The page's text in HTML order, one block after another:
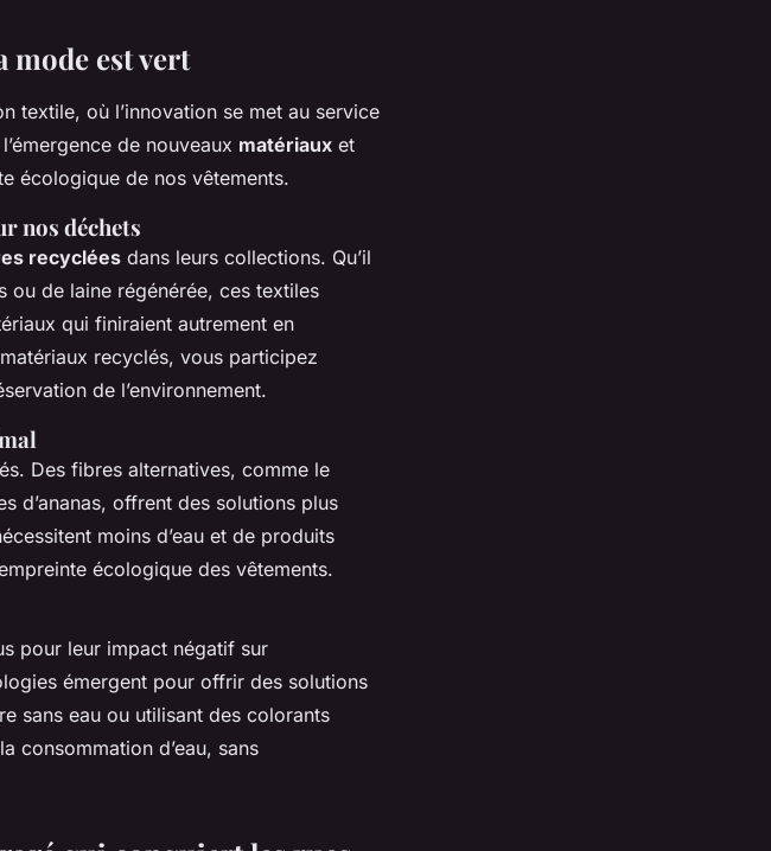
mode est vert
textile, où l’innovation se met au service
de nouveaux matériaux et
écologique de nos vêtements.
nos déchets
recyclées dans leurs collections. Qu’il
ou de laine régénérée, ces textiles
qui finiraient autrement en
recyclés, vous participez
de l’environnement.
Des fibres alternatives, comme le
d’ananas, offrent des solutions plus
moins d’eau et de produits
écologique des vêtements.
pour leur impact négatif sur
émergent pour offrir des solutions
sans eau ou utilisant des colorants
consommation d’eau, sans